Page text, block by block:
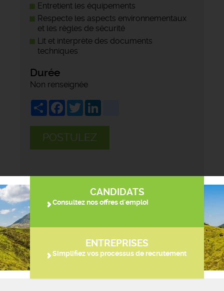
Entretient les équipements
Respecte les aspects environnementaux
et les règles de sécurité
Lit et interprète des documents
techniques
Durée
Non renseignée
ShareFacebook
Twitter
POSTULEZ
CANDIDATS
Consultez nos offres d'emploi
ENTREPRISES
Simplifiez vos processus de recrutement